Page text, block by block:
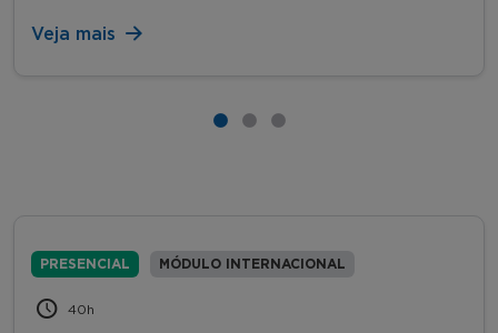
Veja mais
PRESENCIAL MÓDULO INTERNACIONAL
40h